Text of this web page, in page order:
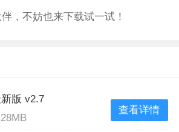
，不妨也来下载试一试！
版 v2.7
查看详情